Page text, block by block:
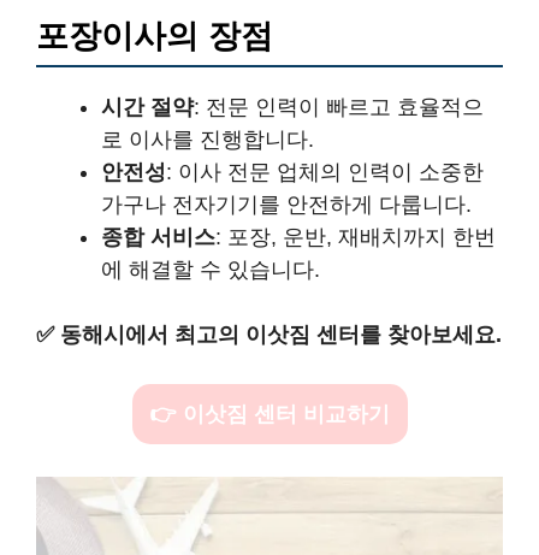
포장이사의 장점
시간 절약: 전문 인력이 빠르고 효율적으
로 이사를 진행합니다.
안전성: 이사 전문 업체의 인력이 소중한
가구나 전자기기를 안전하게 다룹니다.
종합 서비스: 포장, 운반, 재배치까지 한번
에 해결할 수 있습니다.
✅ 동해시에서 최고의 이삿짐 센터를 찾아보세요.
👉 이삿짐 센터 비교하기